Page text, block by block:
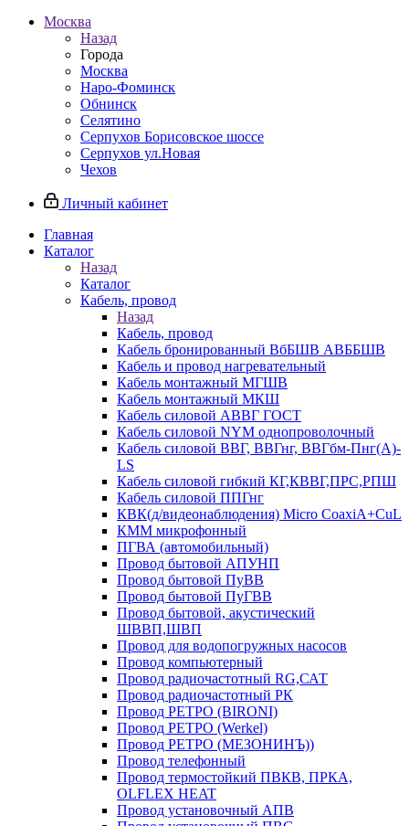
Москва
Назад
Города
Москва
Наро-Фоминск
Обнинск
Селятино
Серпухов Борисовское шоссе
Серпухов ул.Новая
Чехов
Личный кабинет
Главная
Каталог
Назад
Каталог
Кабель, провод
Назад
Кабель, провод
Кабель бронированный ВбБШВ АВББШВ
Кабель и провод нагревательный
Кабель монтажный МГШВ
Кабель монтажный МКШ
Кабель силовой АВВГ ГОСТ
Кабель силовой NYM однопроволочный
Кабель силовой ВВГ, ВВГнг, ВВГбм-Пнг(А)-
LS
Кабель силовой гибкий КГ,КВВГ,ПРС,РПШ
Кабель силовой ППГнг
КВК(д/видеонаблюдения) Micro CoaxiA+CuL
КММ микрофонный
ПГВА (автомобильный)
Провод бытовой АПУНП
Провод бытовой ПуВВ
Провод бытовой ПуГВВ
Провод бытовой, акустический
ШВВП,ШВП
Провод для водопогружных насосов
Провод компьютерный
Провод радиочастотный RG,САТ
Провод радиочастотный РК
Провод РЕТРО (BIRONI)
Провод РЕТРО (Werkel)
Провод РЕТРО (МЕЗОНИНЪ))
Провод телефонный
Провод термостойкий ПВКВ, ПРКА,
OLFLEX HEAT
Провод установочный АПВ